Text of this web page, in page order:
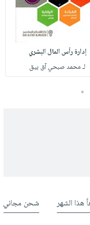
إدارة رأس المال البشري
لـ محمد صبحي آق بيق
5
هذا الشهر شحن مجاني